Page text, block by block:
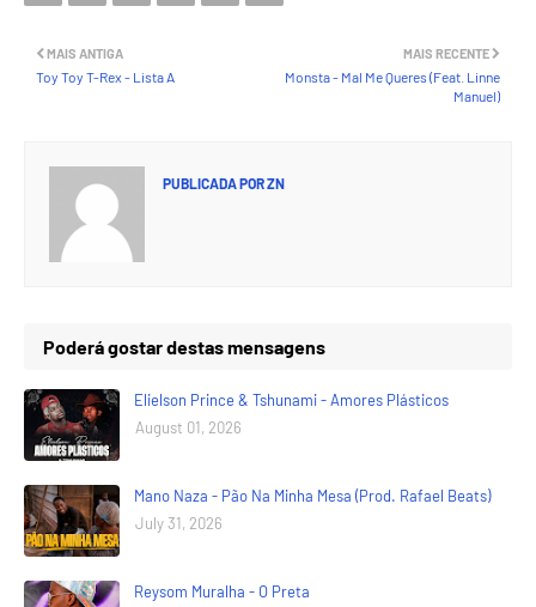
MAIS RECENTE
Monsta - Mal Me Queres (Feat. Linne
Manuel)
MAIS ANTIGA
Toy Toy T-Rex - Lista A
PUBLICADA PORZN
Poderá gostar destas mensagens
Elielson Prince & Tshunami - Amores Plásticos
August 01, 2026
Mano Naza - Pão Na Minha Mesa (Prod. Rafael Beats)
July 31, 2026
Reysom Muralha - O Preta